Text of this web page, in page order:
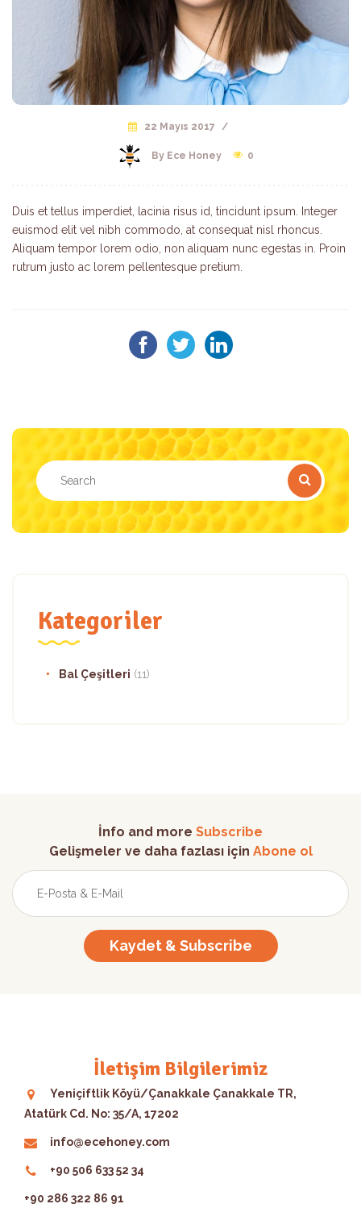
22 Mayıs 2017 /
By Ece Honey 0
Duis et tellus imperdiet, lacinia risus id, tincidunt ipsum. Integer
euismod elit vel nibh commodo, at consequat nisl rhoncus.
Aliquam tempor lorem odio, non aliquam nunc egestas in. Proin
rutrum justo ac lorem pellentesque pretium.
Kategoriler
Bal Çeşitleri (11)
İnfo and more Subscribe
Gelişmeler ve daha fazlası için Abone ol
Kaydet & Subscribe
İletişim Bilgilerimiz
Yeniçiftlik Köyü/Çanakkale Çanakkale TR,
Atatürk Cd. No: 35/A, 17202
info@ecehoney.com
+90 506 633 52 34
+90 286 322 86 91